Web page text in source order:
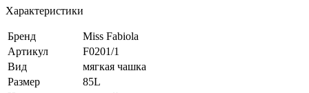
Характеристики
Бренд
Miss Fabiola
Артикул
F0201/1
Вид
мягкая чашка
Размер
85L